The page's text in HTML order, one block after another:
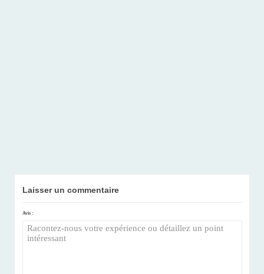
Laisser un commentaire
Avis :